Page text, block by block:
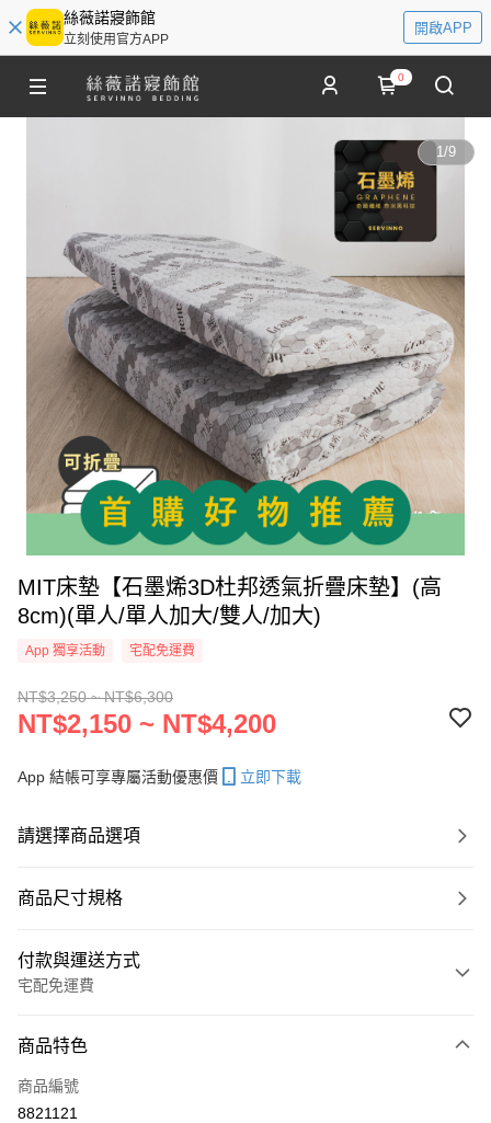
絲薇諾寢飾館
立刻使用官方APP
開啟APP
0
1/9
MIT床墊【石墨烯3D杜邦透氣折疊床墊】(高
8cm)(單人/單人加大/雙人/加大)
App 獨享活動 宅配免運費
NT$3,250 ~ NT$6,300
NT$2,150 ~ NT$4,200
App 結帳可享專屬活動優惠價 立即下載
請選擇商品選項
商品尺寸規格
付款與運送方式
宅配免運費
信用卡一次付款
LINE Pay
商品特色
商品編號
8821121